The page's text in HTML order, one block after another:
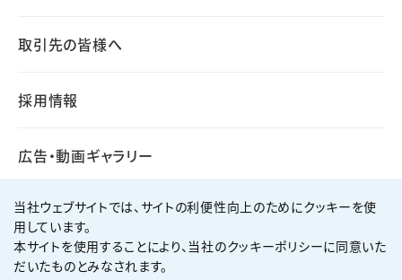
取引先の皆様へ
採用情報
広告・動画ギャラリー
個人情報保護方針
サイト利用規約
サイトマップ
当社ウェブサイトでは、サイトの利便性向上のためにクッキーを使
用しています。
本サイトを使用することにより、当社のクッキーポリシーに同意いた
だいたものとみなされます。